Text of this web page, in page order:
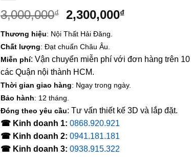
3,000,000₫
Giá
là:
3,000,000₫.
2,300,000₫Giá
2,300,000₫.
Thương hiệu: Nội Thất Hải Đăng.
Chất lượng: Đạt chuẩn Châu Âu.
Miễn phí: Vận chuyển miễn phí với đơn hàng trên 10
các Quận nội thành HCM.
Thời gian giao hàng: Ngay trong ngày.
Bảo hành: 12 tháng.
Đóng theo yêu cầu: Tư vấn thiết kế 3D và lắp đặt.
☎ Kinh doanh 1: 0868.920.921
☎ Kinh doanh 2: 0941.181.181
☎ Kinh doanh 3: 0938.915.322